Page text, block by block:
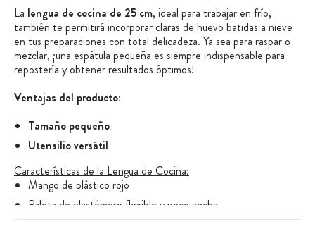
La lengua de cocina de 25 cm, ideal para trabajar en frío,
también te permitirá incorporar claras de huevo batidas a nieve
en tus preparaciones con total delicadeza. Ya sea para raspar o
mezclar, ¡una espátula pequeña es siempre indispensable para
repostería y obtener resultados óptimos!
Ventajas del producto:
Tamaño pequeño
Utensilio versátil
Características de la Lengua de Cocina:
Mango de plástico rojo
Paleta de elastómero flexible y poco ancha
Longitud: 25cm